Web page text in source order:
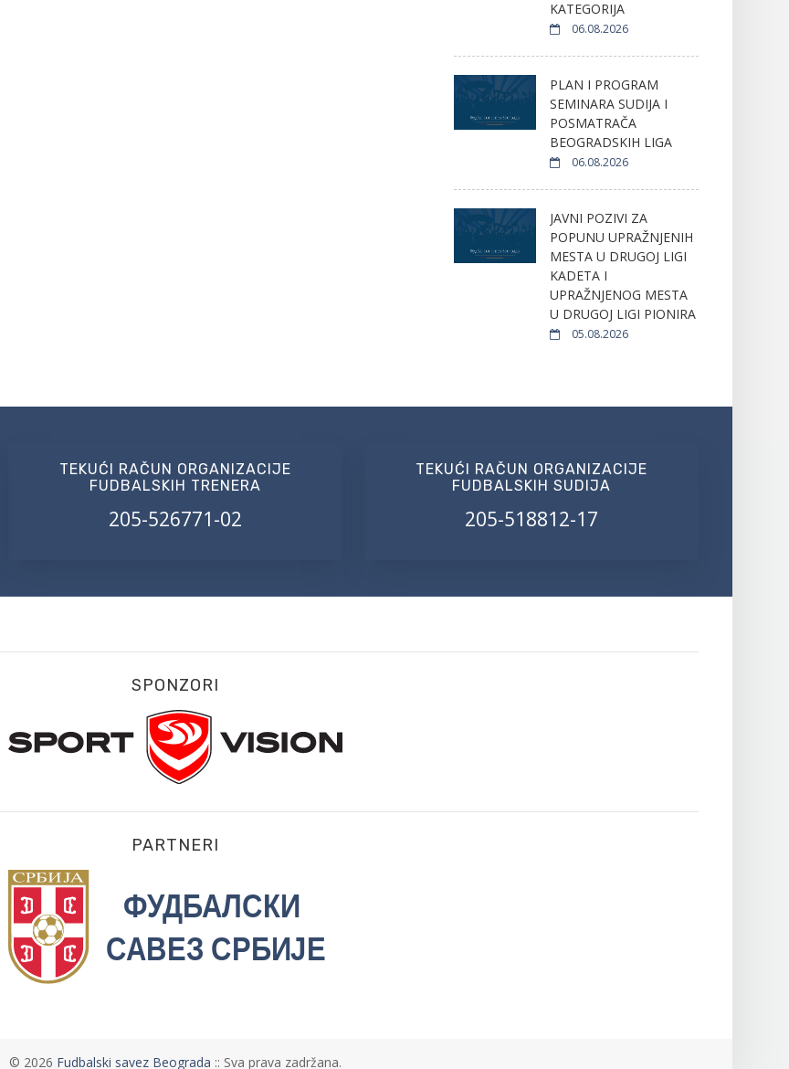
KATEGORIJA
06.08.2026
PLAN I PROGRAM
SEMINARA SUDIJA I
POSMATRAČA
BEOGRADSKIH LIGA
06.08.2026
JAVNI POZIVI ZA
POPUNU UPRAŽNJENIH
MESTA U DRUGOJ LIGI
KADETA I
UPRAŽNJENOG MESTA
U DRUGOJ LIGI PIONIRA
05.08.2026
TEKUĆI RAČUN ORGANIZACIJE
FUDBALSKIH TRENERA
205-526771-02
TEKUĆI RAČUN ORGANIZACIJE
FUDBALSKIH SUDIJA
205-518812-17
SPONZORI
PARTNERI
© 2026 Fudbalski savez Beograda :: Sva prava zadržana.